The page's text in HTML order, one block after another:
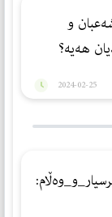
و
ھەیە؟
2024-02-25